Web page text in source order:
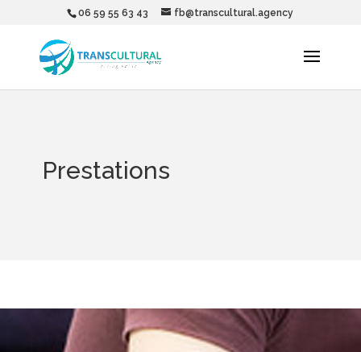
06 59 55 63 43 fb@transcultural.agency
Prestations